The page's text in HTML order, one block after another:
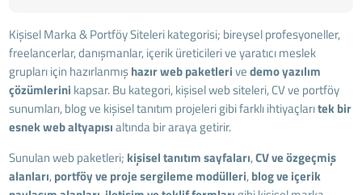
Kişisel Marka & Portföy Siteleri kategorisi; bireysel profesyoneller,
freelancerlar, danışmanlar, içerik üreticileri ve yaratıcı meslek
grupları için hazırlanmışhazır web paketlerivedemo yazılım
çözümlerini kapsar. Bu kategori, kişisel web siteleri, CV ve portföy
sunumları, blog ve kişisel tanıtım projeleri gibi farklı ihtiyaçlarıtek bir
esnek web altyapısıaltında bir araya getirir.
Sunulan web paketleri; kişisel tanıtım sayfaları,CV ve özgeçmiş
alanları,portföy ve proje sergileme modülleri,blog ve içerik